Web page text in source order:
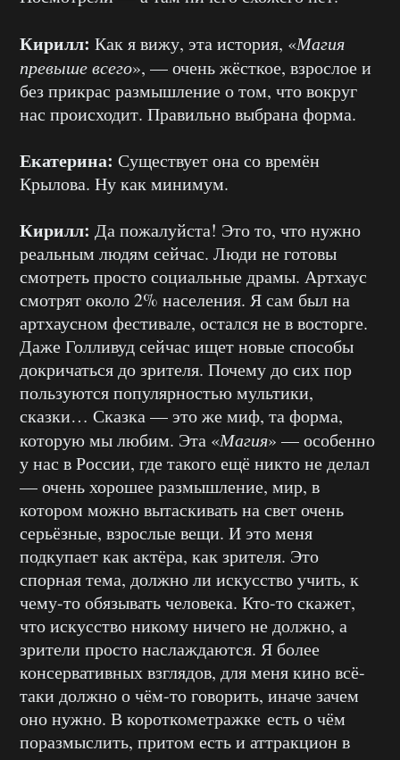
Кирилл: Как я вижу, эта история, «Магия
превыше всего», — очень жёсткое, взрослое и
без прикрас размышление о том, что вокруг
нас происходит. Правильно выбрана форма.
Екатерина: Существует она со времён
Крылова. Ну как минимум.
Кирилл: Да пожалуйста! Это то, что нужно
реальным людям сейчас. Люди не готовы
смотреть просто социальные драмы. Артхаус
смотрят около 2% населения. Я сам был на
артхаусном фестивале, остался не в восторге.
Даже Голливуд сейчас ищет новые способы
докричаться до зрителя. Почему до сих пор
пользуются популярностью мультики,
сказки… Сказка — это же миф, та форма,
которую мы любим. Эта «Магия» — особенно
у нас в России, где такого ещё никто не делал
— очень хорошее размышление, мир, в
котором можно вытаскивать на свет очень
серьёзные, взрослые вещи. И это меня
подкупает как актёра, как зрителя. Это
спорная тема, должно ли искусство учить, к
чему-то обязывать человека. Кто-то скажет,
что искусство никому ничего не должно, а
зрители просто наслаждаются. Я более
консервативных взглядов, для меня кино всё-
таки должно о чём-то говорить, иначе зачем
оно нужно. В короткометражке есть о чём
поразмыслить, притом есть и аттракцион в